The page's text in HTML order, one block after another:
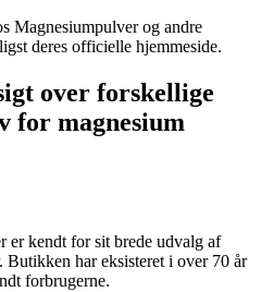
Magnesiumpulver og andre
deres officielle hjemmeside.
over forskellige
for magnesium
er kendt for sit brede udvalg af
Butikken har eksisteret i over 70 år
forbrugerne.